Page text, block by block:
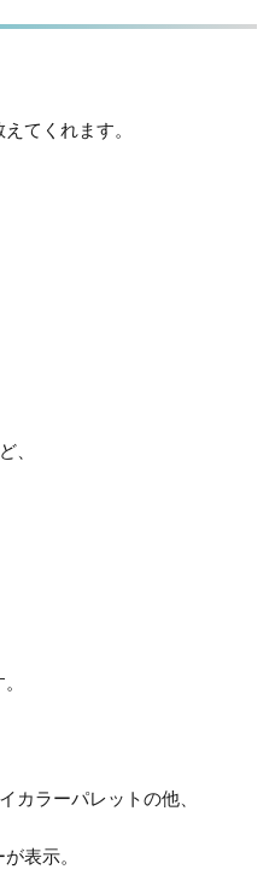
てくれます。
、
カラーパレットの他、
表示。